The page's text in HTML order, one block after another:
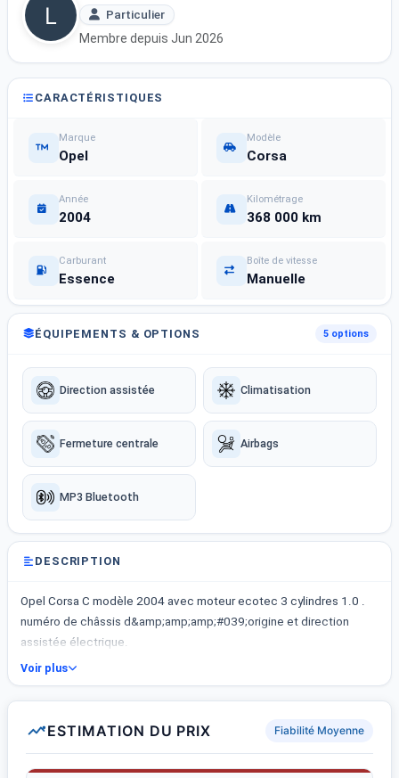
Particulier
Membre depuis Jun 2026
CARACTÉRISTIQUES
Marque
Opel
Modèle
Corsa
Année
2004
Kilométrage
368 000 km
Carburant
Essence
Boîte de vitesse
Manuelle
ÉQUIPEMENTS & OPTIONS 5 options
Direction assistée Climatisation
Fermeture centrale Airbags
MP3 Bluetooth
DESCRIPTION
Opel Corsa C modèle 2004 avec moteur ecotec 3 cylindres 1.0 .
numéro de châssis d&amp;amp;amp;#039;origine et direction
assistée électrique.
Voir plus
ESTIMATION DU PRIX Fiabilité Moyenne